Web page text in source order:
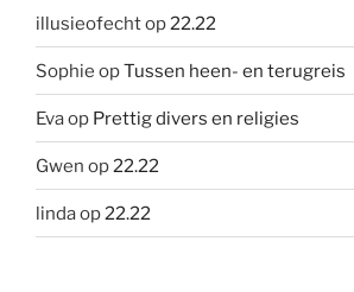
illusieofechtop22.22
Sophie opTussen heen- en terugreis
Evaop Prettig divers en religies
Gwen op22.22
lindaop22.22